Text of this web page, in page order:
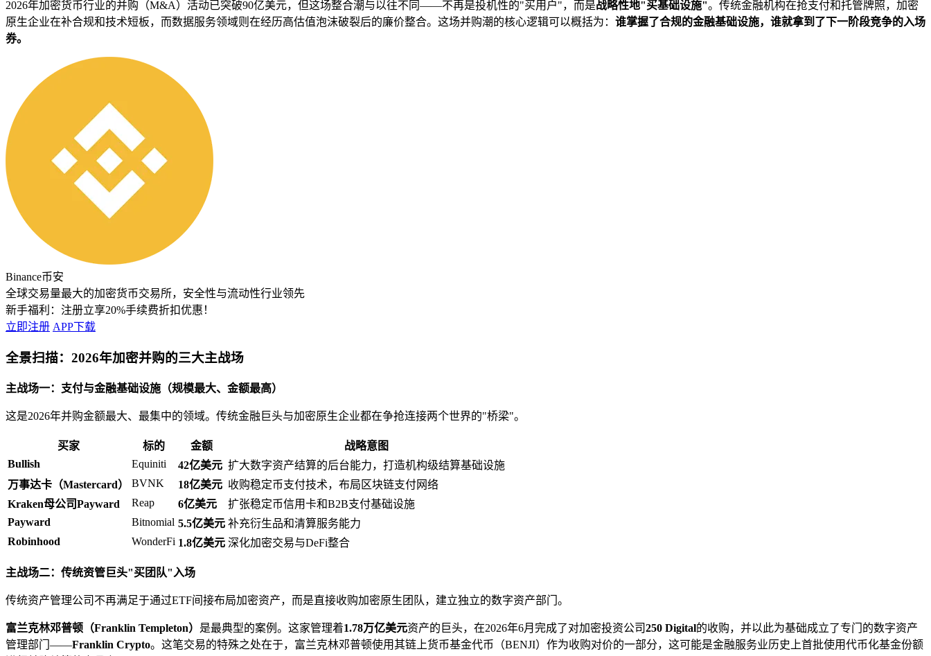
2026年加密货币行业的并购（M&A）活动已突破90亿美元，但这场整合潮与以往不同——不再是投机性的"买用户"，而是战略性地"买基础设施"。传统金融机构在抢支付和托管牌照，加密
原生企业在补合规和技术短板，而数据服务领域则在经历高估值泡沫破裂后的廉价整合。这场并购潮的核心逻辑可以概括为： 谁掌握了合规的金融基础设施，谁就拿到了下一阶段竞争的入场
券。
Binance币安
全球交易量最大的加密货币交易所，安全性与流动性行业领先
新手福利： 注册立享20%手续费折扣优惠！
立即注册 APP下载
全景扫描：2026年加密并购的三大主战场
主战场一：支付与金融基础设施（规模最大、金额最高）
这是2026年并购金额最大、最集中的领域。传统金融巨头与加密原生企业都在争抢连接两个世界的"桥梁"。
买家 标的 金额
战略意图
Bullish
Equiniti 42亿美元 扩大数字资产结算的后台能力，打造机构级结算基础设施
万事达卡（Mastercard）
BVNK 18亿美元 收购稳定币支付技术，布局区块链支付网络
Kraken母公司Payward
Reap 6亿美元
扩张稳定币信用卡和B2B支付基础设施
Payward
Bitnomial 5.5亿美元 补充衍生品和清算服务能力
Robinhood
WonderFi 1.8亿美元 深化加密交易与DeFi整合
主战场二：传统资管巨头"买团队"入场
传统资产管理公司不再满足于通过ETF间接布局加密资产，而是直接收购加密原生团队，建立独立的数字资产部门。
富兰克林邓普顿（Franklin Templeton） 是最典型的案例。这家管理着1.78万亿美元资产的巨头，在2026年6月完成了对加密投资公司250 Digital的收购，并以此为基础成立了专门的数字资产
管理部门——Franklin Crypto。这笔交易的特殊之处在于，富兰克林邓普顿使用其链上货币基金代币（BENJI）作为收购对价的一部分，这可能是金融服务业历史上首批使用代币化基金份额